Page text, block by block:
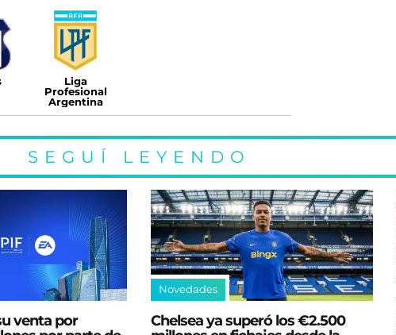
Liga
Profesional
Argentina
SEGUÍ LEYENDO
venta por
Novedades
Chelsea ya superó los €2.500